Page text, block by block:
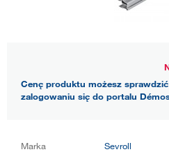
Cenę produktu możesz
zalogowaniu się do portalu
Marka
Sevroll